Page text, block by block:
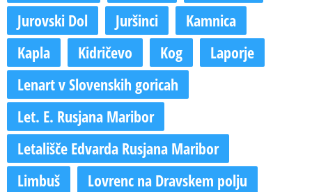
Jurovski Dol
Juršinci
Kamnica
Kapla
Kidričevo Kog
Laporje
Lenart v Slovenskih goricah
Let. E. Rusjana Maribor
Letališče Edvarda Rusjana Maribor
Limbuš
Lovrenc na Dravskem polju